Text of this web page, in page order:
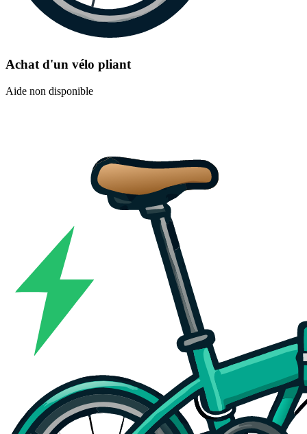
Achat d'un vélo pliant
Aide non disponible